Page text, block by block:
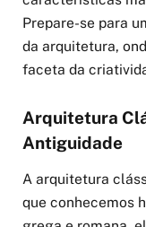
Prepare-se para
da arquitetura,
faceta da
Arquitetura
Antiguidade
A arquitetura
que conhecemos